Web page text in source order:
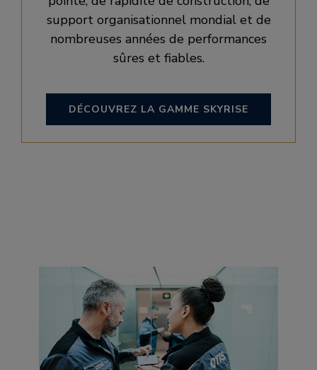
support organisationnel mondial et de
nombreuses années de performances
sûres et fiables.
DÉCOUVREZ LA GAMME SKYRISE